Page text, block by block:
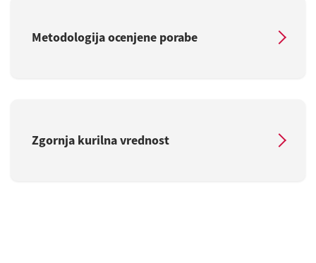
Metodologija ocenjene porabe
Zgornja kurilna vrednost